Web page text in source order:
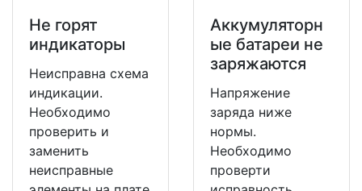
Не горят
индикаторы
Неисправна схема
индикации.
Необходимо
проверить и
заменить
неисправные
Аккумуляторн
ые батареи не
заряжаются
Напряжение
заряда ниже
нормы.
Необходимо
проверти